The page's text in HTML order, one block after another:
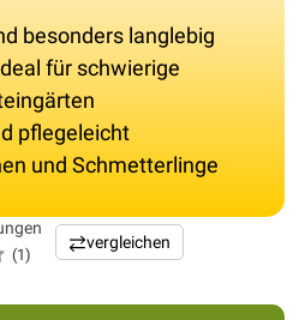
besonders langlebig
für schwierige
pflegeleicht
und Schmetterlinge
(1)
vergleichen